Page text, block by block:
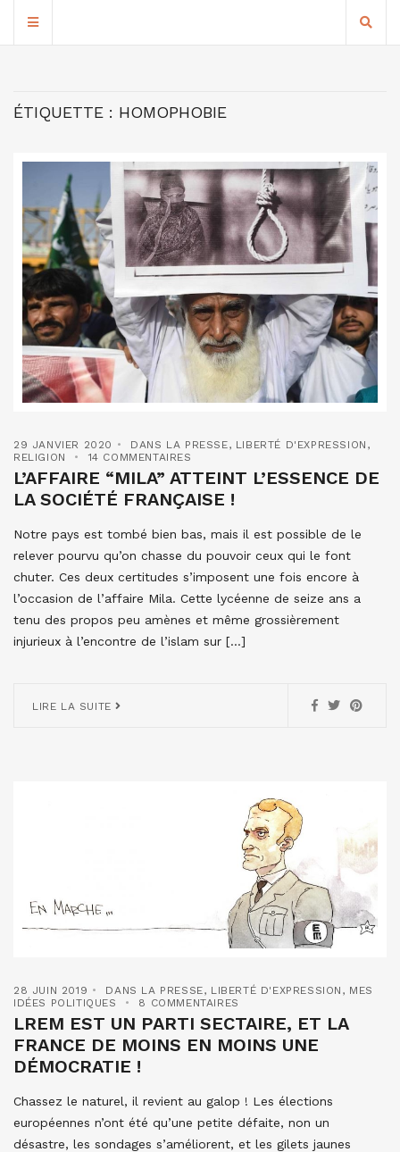
ÉTIQUETTE : HOMOPHOBIE
29 JANVIER 2020 DANS LA PRESSE, LIBERTÉ D'EXPRESSION ,
RELIGION
14 COMMENTAIRES
L’AFFAIRE “MILA” ATTEINT L’ESSENCE DE
LA SOCIÉTÉ FRANÇAISE !
Notre pays est tombé bien bas, mais il est possible de le
relever pourvu qu’on chasse du pouvoir ceux qui le font
chuter. Ces deux certitudes s’imposent une fois encore à
l’occasion de l’affaire Mila. Cette lycéenne de seize ans a
tenu des propos peu amènes et même grossièrement
injurieux à l’encontre de l’islam sur […]
LIRE LA SUITE
28 JUIN 2019 DANS LA PRESSE, LIBERTÉ D'EXPRESSION , MES
IDÉES POLITIQUES
8 COMMENTAIRES
LREM EST UN PARTI SECTAIRE, ET LA
FRANCE DE MOINS EN MOINS UNE
DÉMOCRATIE !
Chassez le naturel, il revient au galop ! Les élections
européennes n’ont été qu’une petite défaite, non un
désastre, les sondages s’améliorent, et les gilets jaunes